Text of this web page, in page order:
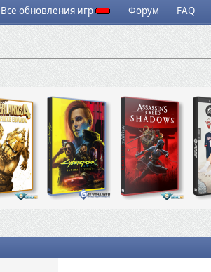
Все обновления игр Форум FAQ